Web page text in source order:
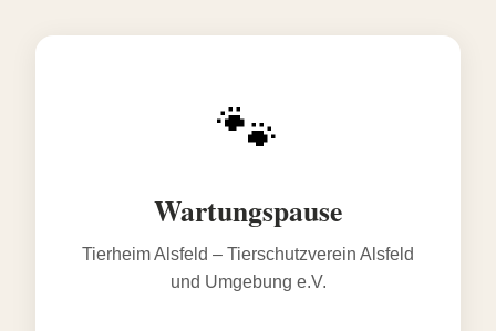
🐾
Wartungspause
Tierheim Alsfeld – Tierschutzverein Alsfeld
und Umgebung e.V.